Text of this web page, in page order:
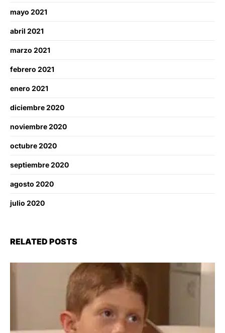
mayo 2021
abril 2021
marzo 2021
febrero 2021
enero 2021
diciembre 2020
noviembre 2020
octubre 2020
septiembre 2020
agosto 2020
julio 2020
RELATED POSTS